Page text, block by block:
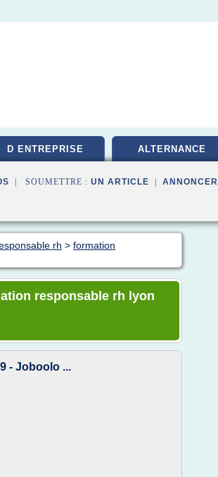
D ENTREPRISE ALTERNANCE
| SOUMETTRE : UN ARTICLE ANNONCER
rh > formation
responsable rh lyon
- Joboolo ...